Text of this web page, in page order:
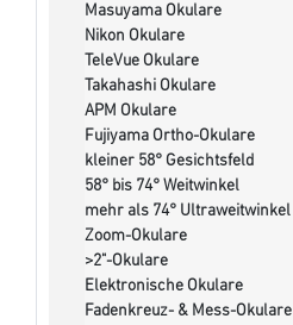
Masuyama Okulare
Nikon Okulare
TeleVue Okulare
Takahashi Okulare
APM Okulare
Fujiyama Ortho-Okulare
kleiner 58° Gesichtsfeld
58° bis 74° Weitwinkel
mehr als 74° Ultraweitwinkel
Zoom-Okulare
>2"-Okulare
Elektronische Okulare
Fadenkreuz- & Mess-Okulare